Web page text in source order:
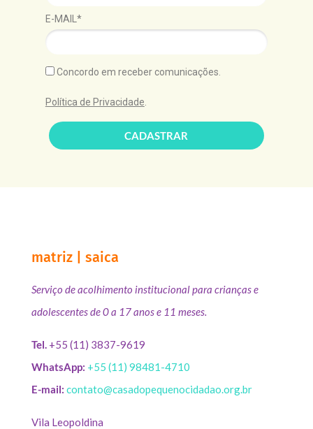
E-MAIL*
Concordo em receber comunicações.
Política de Privacidade
CADASTRAR
matriz | saica
Serviço de acolhimento institucional para crianças e
adolescentes de 0 a 17 anos e 11 meses.
Tel.+55 (11) 3837-9619
WhatsApp: +55 (11) 98481-4710
E-mail: contato@casadopequenocidadao.org.br
Vila Leopoldina